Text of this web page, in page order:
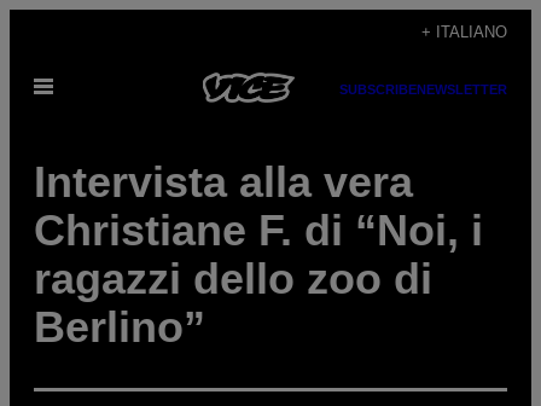
contenuto
+ ITALIANO
Apri
SUBSCRIBENEWSLETTER
Intervista alla vera
Christiane F. di “Noi, i
ragazzi dello zoo di
Berlino”